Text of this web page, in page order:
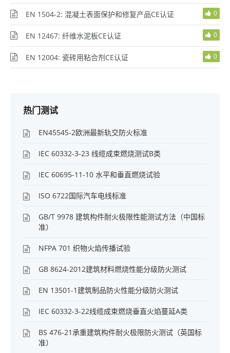
EN 1504-2: 混凝土表面保护和修复产品CE认证 0
EN 12467: 纤维水泥板CE认证 0
EN 12004: 瓷砖用粘合剂CE认证 0
热门测试
EN45545-2欧洲最新轨交防火标准
IEC 60332-3-23 线缆成束燃烧测试B类
IEC 60695-11-10 水平和垂直燃烧试验
ISO 6722国际汽车电线标准
GB/T 9978 建筑构件耐火极限性能测试方法（中国标
准）
NFPA 701 织物火焰传播试验
GB 8624-2012建筑材料燃烧性能分级防火测试
EN 13501-1建筑制品防火性能分级防火测试
IEC 60332-3-22线缆成束燃烧垂直火焰蔓延A类
BS 476-21承重建筑构件耐火极限防火测试（英国标
准）